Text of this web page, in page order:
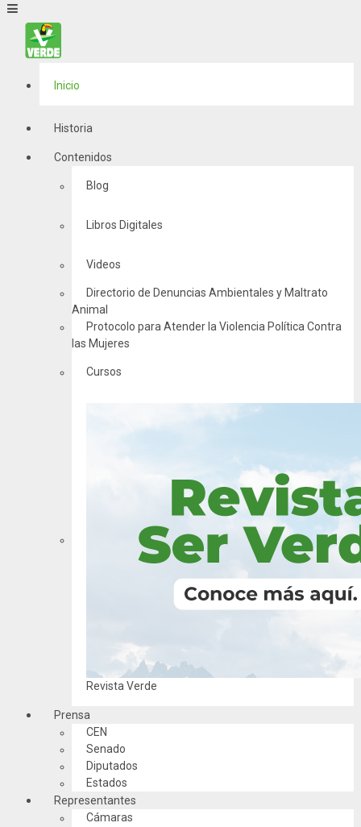
Inicio
Historia
Contenidos
Blog
Libros Digitales
Videos
Directorio de Denuncias Ambientales y Maltrato
Animal
Protocolo para Atender la Violencia Política Contra
las Mujeres
Cursos
Revista Verde
Prensa
CEN
Senado
Diputados
Estados
Representantes
Cámaras